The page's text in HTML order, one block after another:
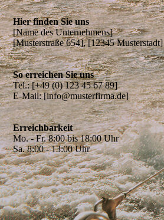
Hier finden Sie uns
[Name des Unter­neh­mens]
[Musterstraße 654], [12345 Musterstadt]
So erreichen Sie uns
Tel.: [+49 (0) 123 45 67 89]
E-Mail: [info@musterfirma.de]
Erreichbarkeit
Mo. - Fr. 8:00 bis 18:00 Uhr
Sa. 8:00 - 13:00 Uhr